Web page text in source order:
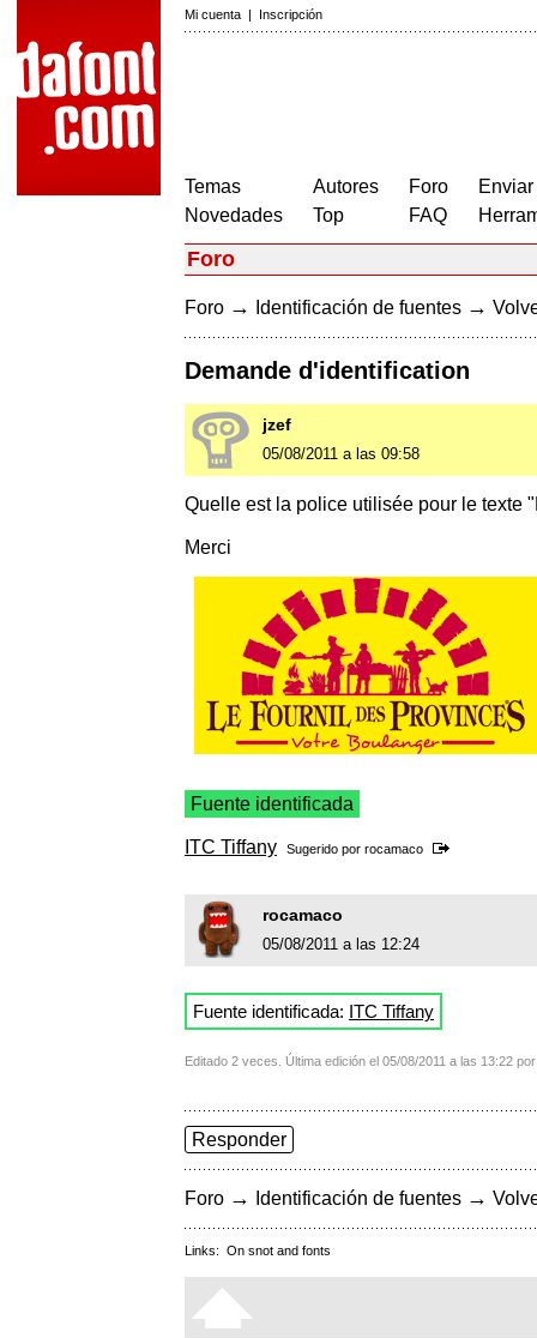
Mi cuenta | Inscripción
Temas
Novedades
Autores
Top
Foro
FAQ
Foro
Foro → Identificación de fuentes →
Demande d'identification
jzef
05/08/2011 a las 09:58
Quelle est la police utilisée pour le texte
Merci
Fuente identificada
ITC Tiffany Sugerido por rocamaco
rocamaco
05/08/2011 a las 12:24
Fuente identificada: ITC Tiffany
Editado 2 veces. Última edición el 05/08/2011 a las 13:22
Responder
Foro → Identificación de fuentes →
Links: On snot and fonts